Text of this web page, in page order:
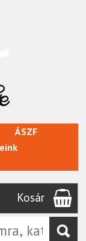
ÁSZF
Kosár